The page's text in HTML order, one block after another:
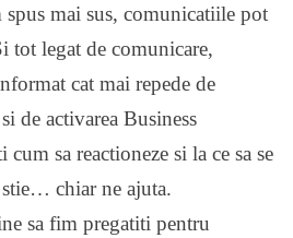
spus mai sus, comunicatiile pot
tot legat de comunicare,
cat mai repede de
de activarea Business
sa reactioneze si la ce sa se
stie… chiar ne ajuta.
sa fim pregatiti pentru